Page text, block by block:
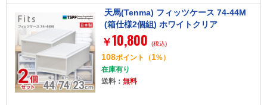
天馬(Tenma) フィッツケース 74-44M
(箱仕様2個組) ホワイトクリア
￥10,800 (税込)
108ポイント （1%）
在庫有り
送料： 無料